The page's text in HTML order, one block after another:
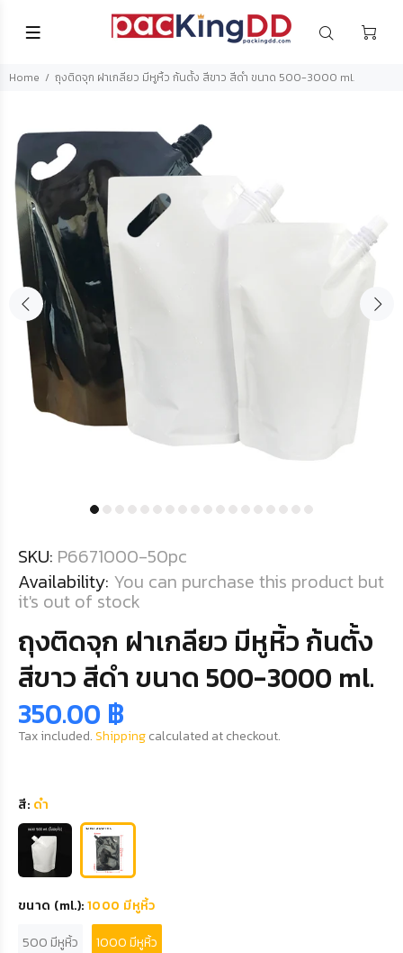
Home ถุงติดจุก ฝาเกลียว มีหูหิ้ว ก้นตั้ง สีขาว สีดำ ขนาด 500-3000 ml.
SKU: P6671000-50pc
Availability: You can purchase this product but
it's out of stock
ถุงติดจุก ฝาเกลียว มีหูหิ้ว ก้นตั้ง
สีขาว สีดำ ขนาด 500-3000 ml.
350.00 ฿
Tax included.Shippingcalculated at checkout.
สี: ดำ
ขนาด (ml.):1000 มีหูหิ้ว
500 มีหูหิ้ว
1000 มีหูหิ้ว